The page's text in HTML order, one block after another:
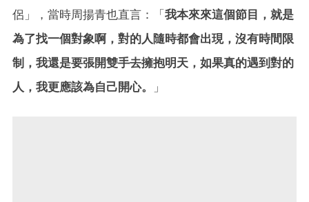
侶」，當時周揚青也直言：「 我本來來這個節目，就是
為了找一個對象啊，對的人隨時都會出現，沒有時間限
制，我還是要張開雙手去擁抱明天，如果真的遇到對的
人，我更應該為自己開心。
」